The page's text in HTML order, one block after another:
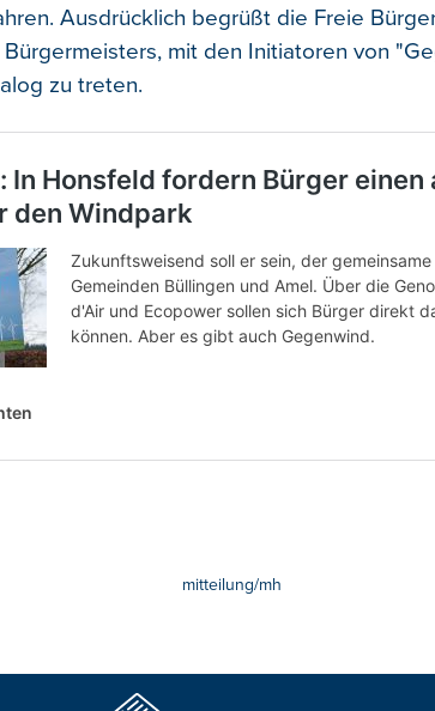
Ausdrücklich begrüßt die Freie
mit den Initiatoren von
zu treten.
mitteilung/mh